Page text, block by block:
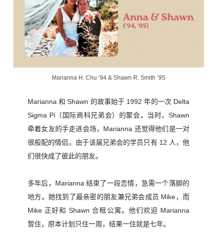
Marianna H. Chu ’94 & Shawn R. Smith ’95
Marianna 和 Shawn 的故事始于 1992 年的一次 Delta
Sigma Pi（国际商科兄弟会）的聚会。当时，Shawn
牵着女友的手走进会场，Marianna 还觉得他们是一对
很般配的情侣。由于该届兄弟会的学员只有 12 人，他
们很快成了彼此的朋友。
多年后，Marianna 结束了一段恋情，急需一个落脚的
地方。她找到了最亲密的朋友兼兄弟会成员 Mike，而
Mike 正好和 Shawn 合租公寓。他们欢迎 Marianna
暂住，原本计划只住一周，结果一住就是七年。